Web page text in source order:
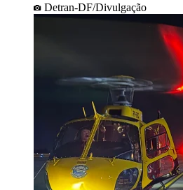
Detran-DF/Divulgação